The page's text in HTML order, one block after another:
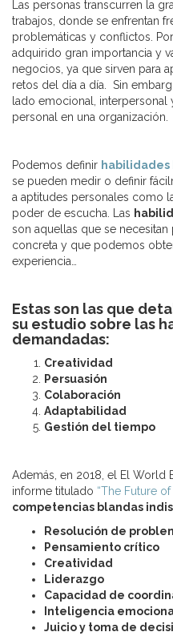
Las personas transcurren la
trabajos, donde se enfrentan
problemáticas y conflictos.
adquirido gran importancia y
negocios, ya que sirven para
retos del día a día. Sin
lado emocional, interpersonal
personal en una organización.
Podemos definir habilidades
se pueden medir o definir
a aptitudes personales como
poder de escucha. Las
son aquellas que se necesitan
concreta y que podemos
experiencia…
Estas son las que
su estudio sobre las
demandadas:
Creatividad
Persuasión
Colaboración
Adaptabilidad
Gestión del tiempo
Además, en 2018, el El
informe titulado “The Future of
competencias blandas
Resolución de
Pensamiento crítico
Creatividad
Liderazgo
Capacidad de
Inteligencia
Juicio y toma de